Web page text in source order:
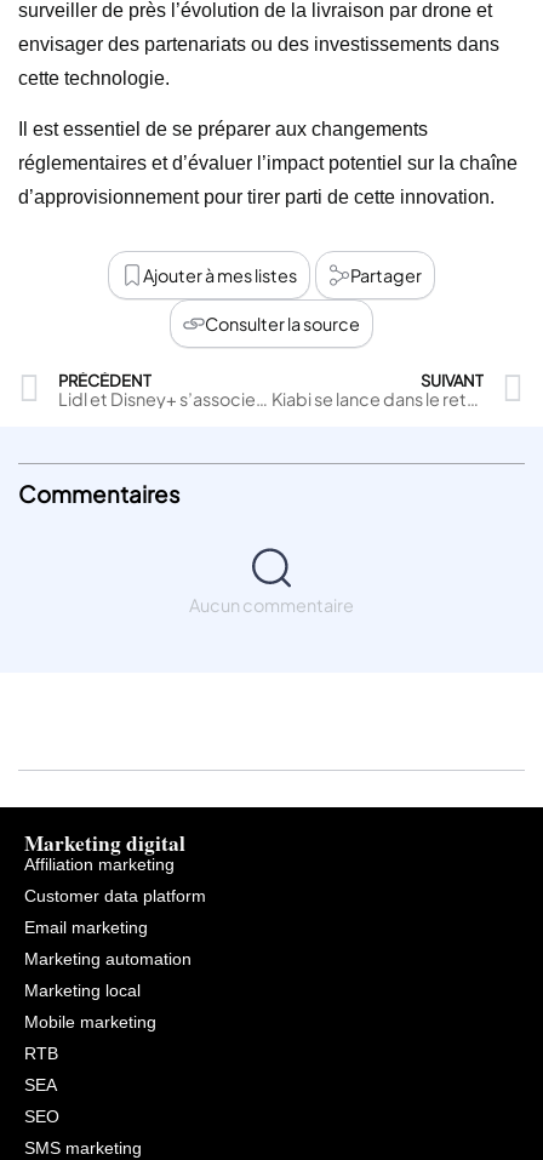
surveiller de près l’évolution de la livraison par drone et
envisager des partenariats ou des investissements dans
cette technologie.
Il est essentiel de se préparer aux changements
réglementaires et d’évaluer l’impact potentiel sur la chaîne
d’approvisionnement pour tirer parti de cette innovation.
Ajouter à mes listes Partager
Consulter la source
PRÉCÉDENT
Lidl et Disney+ s’associent pour proposer un accès au streaming en fonction des dépenses des clients
SUIVANT
Kiabi se lance dans le retail media avec Valiuz Adz pour renforcer son écosystème de marques
Commentaires
Aucun commentaire
Marketing digital
Affiliation marketing
Customer data platform
Email marketing
Marketing automation
Marketing local
Mobile marketing
RTB
SEA
SEO
SMS marketing